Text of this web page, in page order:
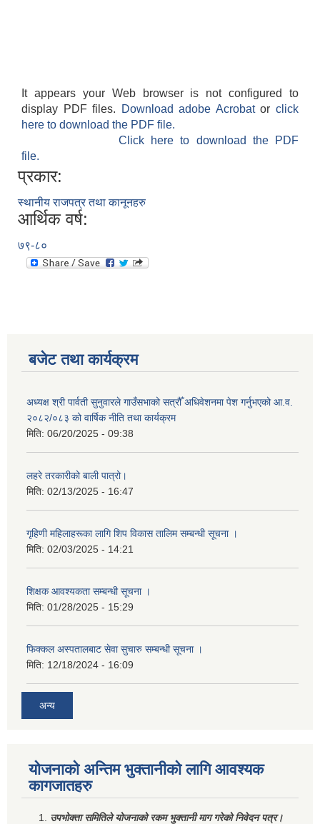
It appears your Web browser is not configured to
display PDF files.
Download adobe Acrobatorclick
here to download the PDF file.
Click here to download the PDF
file.
प्रकार:
स्थानीय राजपत्र तथा कानूनहरु
आर्थिक वर्ष:
७९-८०
बजेट तथा कार्यक्रम
अध्यक्ष श्री पार्वती सुनुवारले गाउँसभाको सत्रौँ अधिवेशनमा पेश गर्नुभएको आ.व.
२०८२/०८३ को वार्षिक नीति तथा कार्यक्रम
मिति: 06/20/2025 - 09:38
लहरे तरकारीको बाली पात्रो।
मिति: 02/13/2025 - 16:47
गृहिणी महिलाहरूका लागि शिप विकास तालिम सम्बन्धी सूचना ‌।
मिति: 02/03/2025 - 14:21
शिक्षक आवश्यकता सम्बन्धी सूचना ।
मिति: 01/28/2025 - 15:29
फिक्कल अस्पतालबाट सेवा सुचारु सम्बन्धी सूचना ।
मिति: 12/18/2024 - 16:09
अन्य
योजनाको अन्तिम भुक्तानीको लागि आवश्यक
कागजातहरु
उपभोक्ता समितिले योजनाको रकम भुक्तानी माग गरेको निवेदन पत्र।